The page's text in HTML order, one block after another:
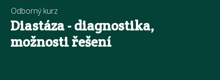
Odborný kurz
Diastáza - diagnostika,
možnosti řešení